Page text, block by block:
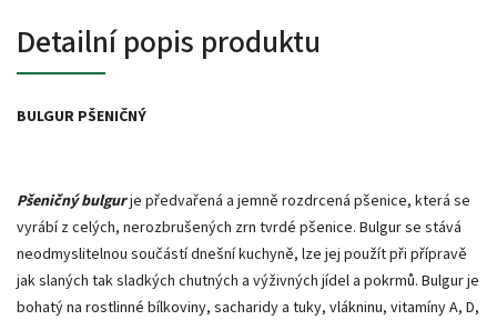
Detailní popis produktu
BULGUR PŠENIČNÝ
Pšeničný bulgurje předvařená a jemně rozdrcená pšenice, která se
vyrábí z celých, nerozbrušených zrn tvrdé pšenice. Bulgur se stává
neodmyslitelnou součástí dnešní kuchyně, lze jej použít při přípravě
jak slaných tak sladkých chutných a výživných jídel a pokrmů. Bulgur je
bohatý na rostlinné bílkoviny, sacharidy a tuky, vlákninu, vitamíny A, D,